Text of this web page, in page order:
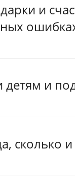
и
детям и
сколько и